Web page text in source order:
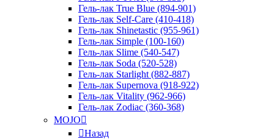
Гель-лак True Blue (894-901)
Гель-лак Self-Care (410-418)
Гель-лак Shinetastic (955-961)
Гель-лак Simple (100-160)
Гель-лак Slime (540-547)
Гель-лак Soda (520-528)
Гель-лак Starlight (882-887)
Гель-лак Supernova (918-922)
Гель-лак Vitality (962-966)
Гель-лак Zodiac (360-368)
MOJO
Назад